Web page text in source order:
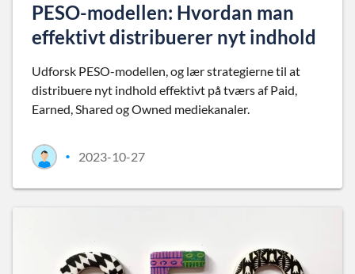
PESO-modellen: Hvordan man
effektivt distribuerer nyt indhold
Udforsk PESO-modellen, og lær strategierne til at
distribuere nyt indhold effektivt på tværs af Paid,
Earned, Shared og Owned mediekanaler.
• 2023-10-27